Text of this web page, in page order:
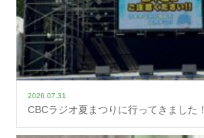
2026.07.31
CBCラジオ夏まつりに行ってきました！